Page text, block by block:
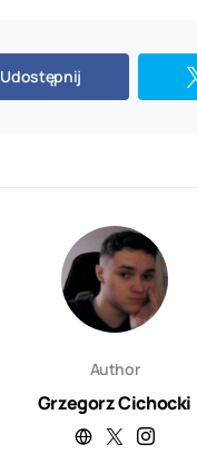
Udostępnij
Author
Grzegorz Cichocki